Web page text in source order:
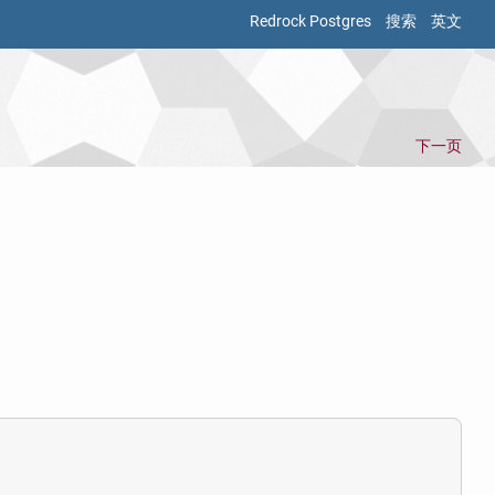
Redrock Postgres 搜索 英文
下一页